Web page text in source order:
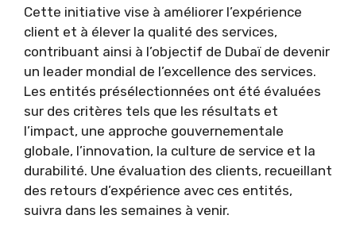
Cette initiative vise à améliorer l’expérience
client et à élever la qualité des services,
contribuant ainsi à l’objectif de Dubaï de devenir
un leader mondial de l’excellence des services.
Les entités présélectionnées ont été évaluées
sur des critères tels que les résultats et
l’impact, une approche gouvernementale
globale, l’innovation, la culture de service et la
durabilité. Une évaluation des clients, recueillant
des retours d’expérience avec ces entités,
suivra dans les semaines à venir.